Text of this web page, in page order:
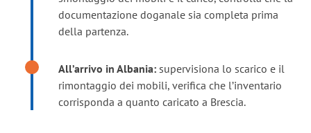
documentazione doganale sia completa prima
della partenza.
All’arrivo in Albania: supervisiona lo scarico e il
rimontaggio dei mobili, verifica che l’inventario
corrisponda a quanto caricato a Brescia.